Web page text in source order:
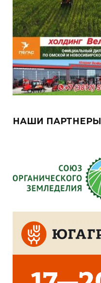
НАШИ ПАРТНЕРЫ